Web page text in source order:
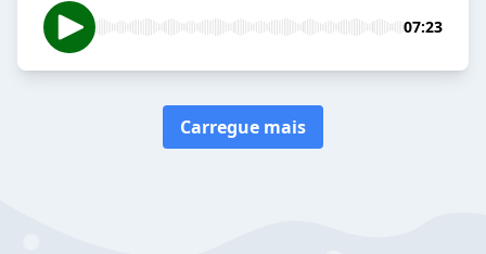
07:23
Carregue mais